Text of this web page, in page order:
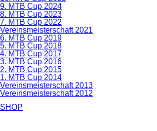
9. MTB Cup 2024
8. MTB Cup 2023
7. MTB Cup 2022
Vereinsmeisterschaft 2021
6. MTB Cup 2019
5. MTB Cup 2018
4. MTB Cup 2017
3. MTB Cup 2016
2. MTB Cup 2015
1. MTB Cup 2014
Vereinsmeisterschaft 2013
Vereinsmeisterschaft 2012
SHOP